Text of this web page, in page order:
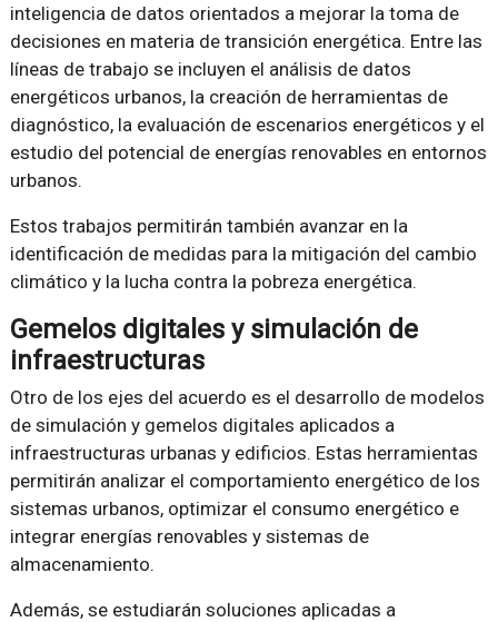
inteligencia de datos orientados a mejorar la toma de
decisiones en materia de transición energética. Entre las
líneas de trabajo se incluyen el análisis de datos
energéticos urbanos, la creación de herramientas de
diagnóstico, la evaluación de escenarios energéticos y el
estudio del potencial de energías renovables en entornos
urbanos.
Estos trabajos permitirán también avanzar en la
identificación de medidas para la mitigación del cambio
climático y la lucha contra la pobreza energética.
Gemelos digitales y simulación de
infraestructuras
Otro de los ejes del acuerdo es el desarrollo de modelos
de simulación y gemelos digitales aplicados a
infraestructuras urbanas y edificios. Estas herramientas
permitirán analizar el comportamiento energético de los
sistemas urbanos, optimizar el consumo energético e
integrar energías renovables y sistemas de
almacenamiento.
Además, se estudiarán soluciones aplicadas a